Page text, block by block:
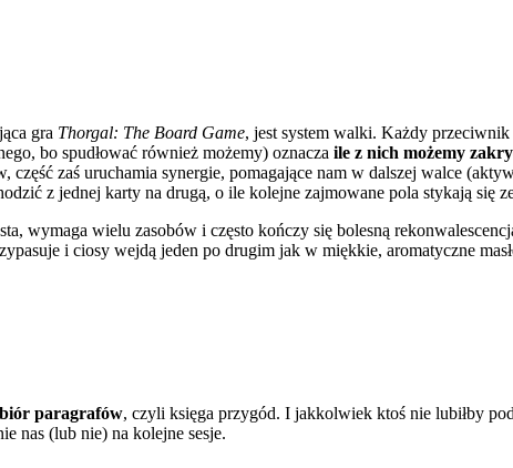
gra Thorgal: The Board Game, jest system walki. Każdy przeciwnik
bo spudłować również możemy) oznacza ile z nich możemy
zaś uruchamia synergie, pomagające nam w dalszej walce
z jednej karty na drugą, o ile kolejne zajmowane pola stykają się
wymaga wielu zasobów i często kończy się bolesną
i ciosy wejdą jeden po drugim jak w miękkie, aromatyczne
paragrafów, czyli księga przygód. I jakkolwiek ktoś nie lubiłby
nas (lub nie) na kolejne sesje.